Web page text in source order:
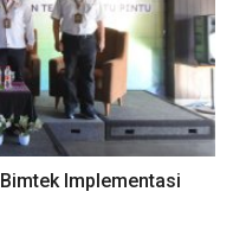
Implementasi